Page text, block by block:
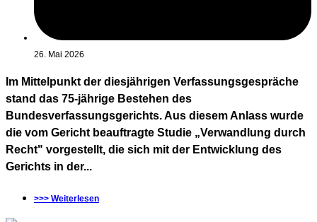
26. Mai 2026
Im Mittelpunkt der diesjährigen Verfassungsgespräche
stand das 75-jährige Bestehen des
Bundesverfassungsgerichts. Aus diesem Anlass wurde
die vom Gericht beauftragte Studie „Verwandlung durch
Recht" vorgestellt, die sich mit der Entwicklung des
Gerichts in der...
>>> Weiterlesen